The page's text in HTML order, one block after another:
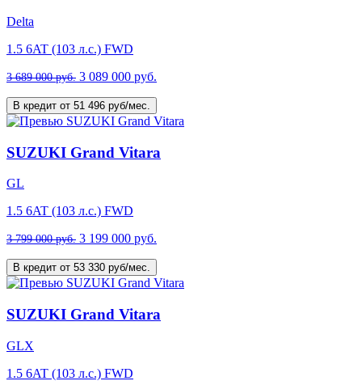
Delta
1.5 6AT (103 л.с.) FWD
3 689 000 руб. 3 089 000 руб.
В кредит от 51 496 руб/мес.
SUZUKI Grand Vitara
GL
1.5 6AT (103 л.с.) FWD
3 799 000 руб. 3 199 000 руб.
В кредит от 53 330 руб/мес.
SUZUKI Grand Vitara
GLX
1.5 6AT (103 л.с.) FWD